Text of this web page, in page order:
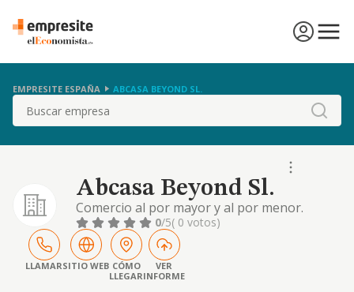
EMPRESITE ESPAÑA ABCASA BEYOND SL.
Buscar
Abcasa Beyond Sl.
Comercio al por mayor y al por menor.
distribucion comercial. importacion y
exportacion. la venta al mayor y al detalle de
ropa de vestir, ropa de hogar, calzado y
zapatillas, bisuteria, bolsos, material
electrico, etc
0/5( 0 votos)
LLAMARSITIO WEB CÓMO
LLEGAR
VER
INFORME